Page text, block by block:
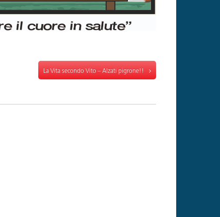
La Vita secondo Vito – Alzati pigrone!!